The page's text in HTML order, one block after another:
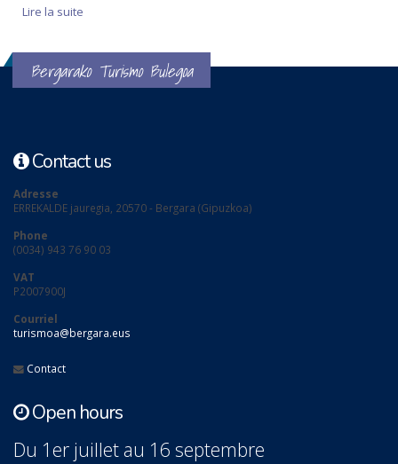
Lire la suite
Bergarako Turismo Bulegoa
Contact us
Adresse
ERREKALDE jauregia, 20570 - Bergara (Gipuzkoa)
Phone
(0034) 943 76 90 03
VAT
P2007900J
Courriel
turismoa@bergara.eus
Contact
Open hours
Du 1er juillet au 16 septembre